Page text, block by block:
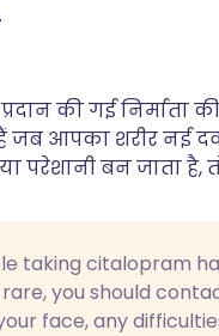
की गई निर्माता
जब आपका शरीर नई
परेशानी बन जाता है,
taking citalopram
you should
face, any